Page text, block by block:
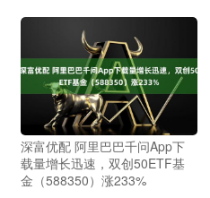
深富优配 阿里巴巴千问App下
载量增长迅速，双创50ETF基
金（588350）涨233%